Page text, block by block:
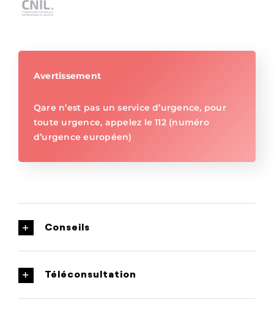
Avertissement
Qare n’est pas un service d’urgence, pour
toute urgence, appelez le 112 (numéro
d’urgence européen)
Conseils
Téléconsultation